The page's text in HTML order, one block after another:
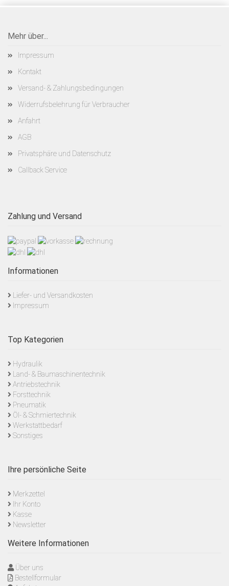
Mehr über...
Impressum
Kontakt
Versand- & Zahlungsbedingungen
Widerrufsbelehrung für Verbraucher
Anfahrt
AGB
Privatsphäre und Datenschutz
Callback Service
Zahlung und Versand
Informationen
Liefer- und Versandkosten
Impressum
Top Kategorien
Hydraulik
Land- & Baumaschinentechnik
Antriebstechnik
Forsttechnik
Pneumatik
Öl- & Schmiertechnik
Werkstattbedarf
Sonstiges
Ihre persönliche Seite
Merkzettel
Ihr Konto
Kasse
Newsletter
Weitere Informationen
Über uns
Bestellformular